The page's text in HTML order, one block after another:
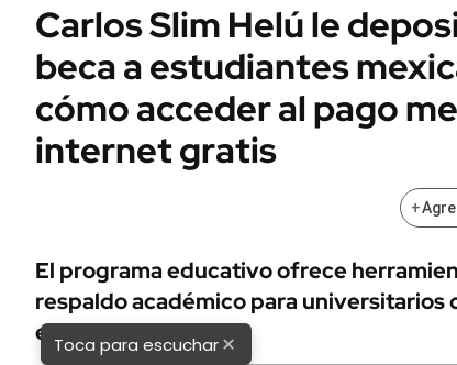
Carlos Slim Helú le
beca a estudiantes
cómo acceder al pago
internet gratis
+
El programa educativo ofrece
respaldo académico para universitarios
escolar.
Toca para escuchar×